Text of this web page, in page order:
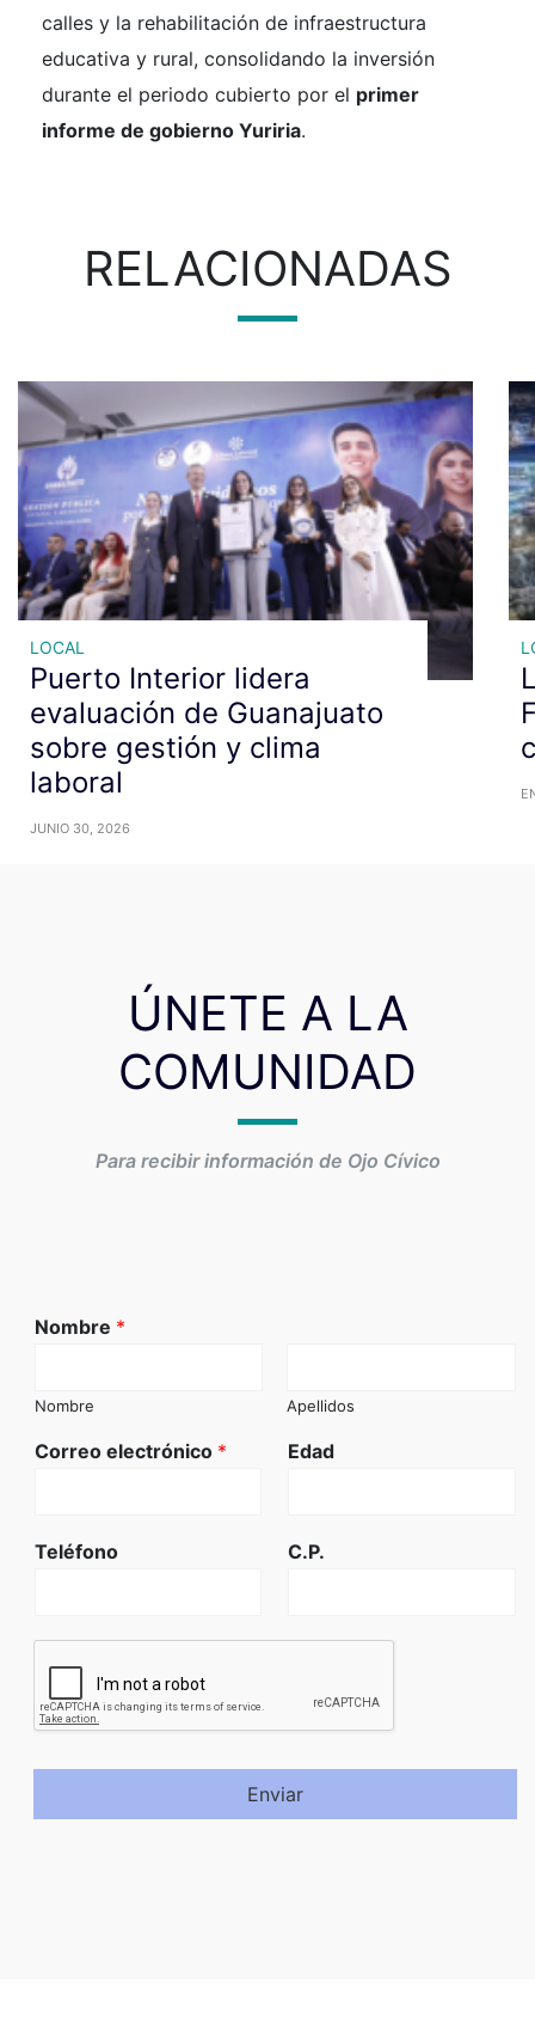
calles y la rehabilitación de infraestructura
educativa y rural, consolidando la inversión
durante el periodo cubierto por el primer
informe de gobierno Yuriria.
RELACIONADAS
LOCAL
Puerto Interior lidera
evaluación de Guanajuato
sobre gestión y clima
laboral
JUNIO 30, 2026
ÚNETE A LA
COMUNIDAD
Para recibir información de Ojo Cívico
Nombre *
Nombre Apellidos
Correo electrónico * Edad
Teléfono C.P.
Enviar